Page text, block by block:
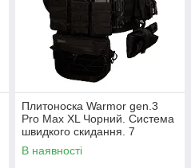
Плитоноска Warmor gen.3
Pro Max XL Чорний. Система
швидкого скидання. 7
підсумок. (Великого розміру)
В наявності